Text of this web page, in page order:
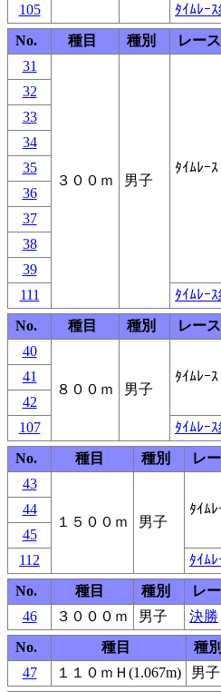
105
ﾀｲﾑﾚｰ
No.
種目 種別 レー
31
３００ｍ 男子
ﾀｲﾑﾚｰｽ
32
33
34
35
36
37
38
39
111
ﾀｲﾑﾚｰ
No.
種目 種別 レー
40
８００ｍ 男子
ﾀｲﾑﾚｰｽ
41
42
107
ﾀｲﾑﾚｰ
No.
種目 種別 レ
43
１５００ｍ 男子
ﾀｲﾑ
44
45
112
ﾀｲﾑ
No.
種目 種別 レ
46
３０００ｍ 男子 決勝
No.
種目 種別
47
１１０ｍＨ(1.067m) 男子